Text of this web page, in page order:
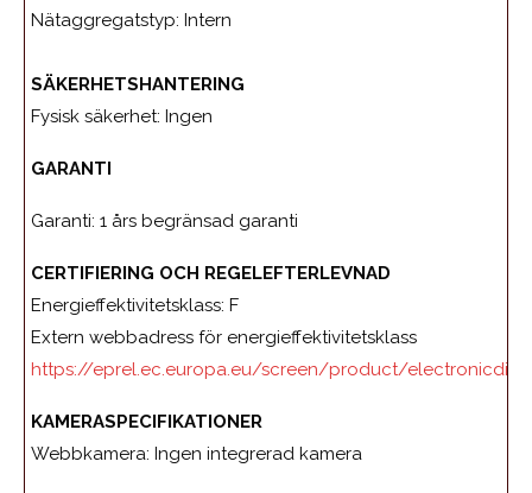
Nätaggregatstyp: Intern
SÄKERHETSHANTERING
Fysisk säkerhet: Ingen
GARANTI
Garanti: 1 års begränsad garanti
CERTIFIERING OCH REGELEFTERLEVNAD
Energieffektivitetsklass: F
Extern webbadress för energieffektivitetsklass
https://eprel.ec.europa.eu/screen/product/
KAMERASPECIFIKATIONER
Webbkamera: Ingen integrerad kamera